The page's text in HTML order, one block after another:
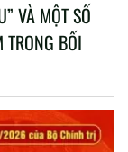
VÀ MỘT SỐ
BỐI